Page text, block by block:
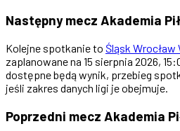
Następny mecz Akademia
Kolejne spotkanie to Śląsk Wrocław
zaplanowane na 15 sierpnia 2026,
dostępne będą wynik, przebieg
jeśli zakres danych ligi je obejmuje.
Poprzedni mecz Akademia